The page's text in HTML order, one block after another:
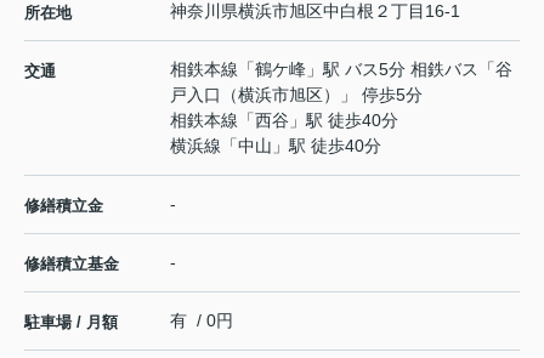
所在地 神奈川県横浜市旭区中白根 ２丁目16-1
交通 相鉄本線 「鶴ケ峰 」駅 バス5分 相鉄バス「谷
戸入口（横浜市旭区）」 停歩5分
相鉄本線 「西谷 」駅 徒歩40分
横浜線 「中山 」駅 徒歩40分
修繕積立金 -
修繕積立基金 -
駐車場 / 月額 有 / 0円